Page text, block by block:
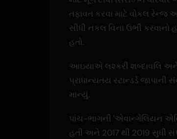
તફાવત કરવા માટે વોકલ
સીધી નકલ વિના ઉભી કરવાનો
હતો.
આઇયાએ લશ્કરી શબ્દાવલિ અને
પ્રાધાન્યતય સ્ટાન્ડર્ડ
માન્યું.
પાંચ-ભાગની 'એવાન્ગેલિયન
હતી અને 2017 થી 2019 સુધી